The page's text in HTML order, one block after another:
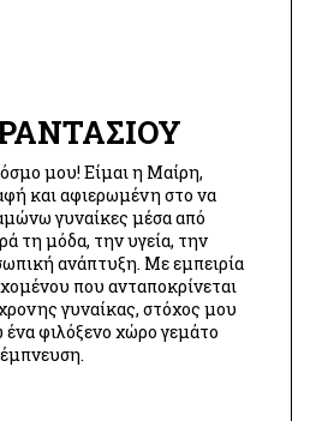
μου! Είμαι η Μαίρη,
και αφιερωμένη στο να
γυναίκες μέσα από
τη μόδα, την υγεία, την
ανάπτυξη. Με εμπειρία
που ανταποκρίνεται
γυναίκας, στόχος μου
ένα φιλόξενο χώρο γεμάτο